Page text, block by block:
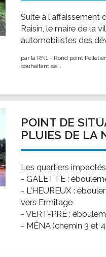
Suite à l'affaissement
Raisin, le maire de la
automobilistes des
par la RN1 - Rond point
souhaitant se...
POINT DE
PLUIES DE LA
Les quartiers
- GALETTE :
- L'HEUREUX :
vers Ermitage
- VERT-PRÉ :
- MÉNA (chemin 3 et